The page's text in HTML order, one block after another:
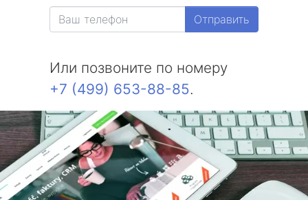
Отправить
Или позвоните по номеру
+7 (499) 653-88-85.